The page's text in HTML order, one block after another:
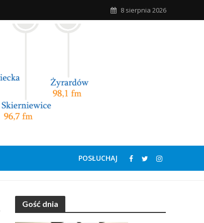
8 sierpnia 2026
POSŁUCHAJ
Gość dnia